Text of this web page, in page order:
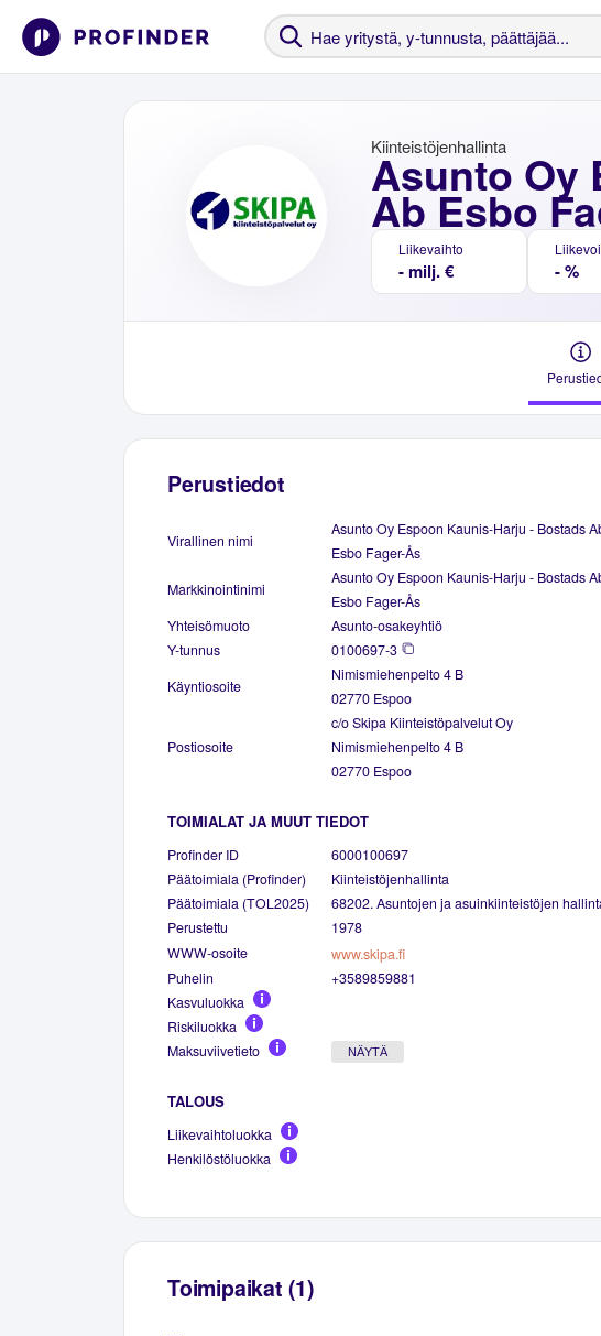
Asunto Oy
Ab Esbo
Kiinteistöjenhallinta
Liikevaihto
- milj. € - %
Perustiedot
Virallinen nimi
Asunto Oy Espoon Kaunis-Harju - Bostads
Esbo Fager-Ås
Markkinointinimi
Asunto Oy Espoon Kaunis-Harju - Bostads
Esbo Fager-Ås
Yhteisömuoto
Asunto-osakeyhtiö
Y-tunnus
0100697-3
Käyntiosoite
Nimismiehenpelto 4 B
02770 Espoo
Postiosoite
c/o Skipa Kiinteistöpalvelut Oy
Nimismiehenpelto 4 B
02770 Espoo
TOIMIALAT JA MUUT TIEDOT
Profinder ID
6000100697
Päätoimiala (Profinder)
Kiinteistöjenhallinta
Päätoimiala (TOL2025)
68202. Asuntojen ja asuinkiinteistöjen
Perustettu
1978
WWW-osoite
www.skipa.fi
Puhelin
+3589859881
Kasvuluokka
Riskiluokka
Maksuviivetieto
NÄYTÄ
TALOUS
Liikevaihtoluokka
Henkilöstöluokka
Toimipaikat (1)